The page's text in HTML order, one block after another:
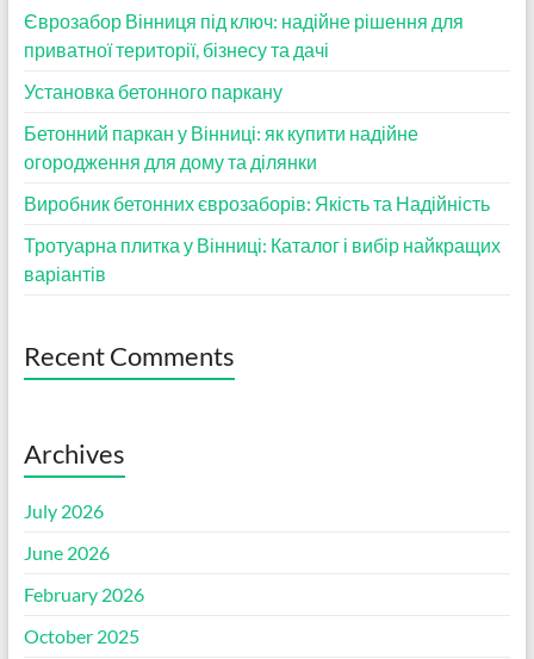
Єврозабор Вінниця під ключ: надійне рішення для
приватної території, бізнесу та дачі
Установка бетонного паркану
Бетонний паркан у Вінниці: як купити надійне
огородження для дому та ділянки
Виробник бетонних єврозаборів: Якість та Надійність
Тротуарна плитка у Вінниці: Каталог і вибір найкращих
варіантів
Recent Comments
Archives
July 2026
June 2026
February 2026
October 2025